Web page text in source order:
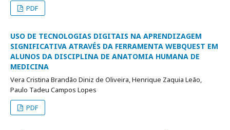
PDF
USO DE TECNOLOGIAS DIGITAIS NA APRENDIZAGEM
SIGNIFICATIVA ATRAVÉS DA FERRAMENTA WEBQUEST EM
ALUNOS DA DISCIPLINA DE ANATOMIA HUMANA DE
MEDICINA
Vera Cristina Brandão Diniz de Oliveira, Henrique Zaquia Leão,
Paulo Tadeu Campos Lopes
PDF